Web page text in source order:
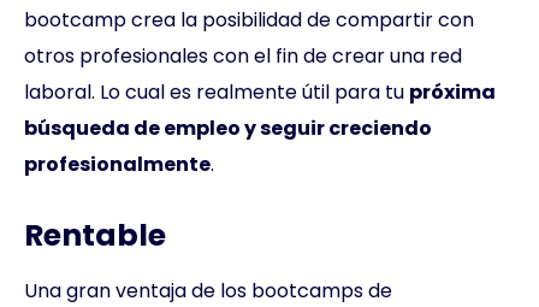
bootcamp crea la posibilidad de compartir con
otros profesionales con el fin de crear una red
laboral. Lo cual es realmente útil para tu próxima
búsqueda de empleo y seguir creciendo
profesionalmente.
Rentable
Una gran ventaja de los bootcamps de